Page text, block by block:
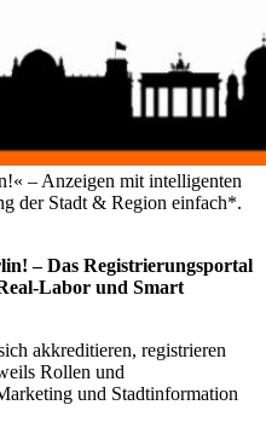
– Anzeigen mit intelligenten
der Stadt & Region einfach*.
– Das Registrierungsportal
Labor und Smart
akkreditieren, registrieren
Rollen und
und Stadtinformation